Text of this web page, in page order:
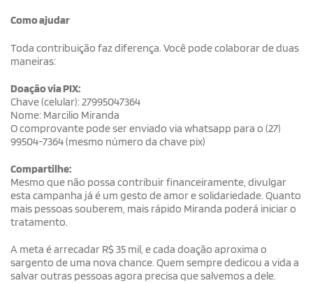
Como ajudar
Toda contribuição faz diferença. Você pode colaborar de duas
maneiras:
Doação via PIX:
Chave (celular): 27995047364
Nome: Marcilio Miranda
O comprovante pode ser enviado via whatsapp para o (27)
99504-7364 (mesmo número da chave pix)
Compartilhe:
Mesmo que não possa contribuir financeiramente, divulgar
esta campanha já é um gesto de amor e solidariedade. Quanto
mais pessoas souberem, mais rápido Miranda poderá iniciar o
tratamento.
A meta é arrecadar R$ 35 mil, e cada doação aproxima o
sargento de uma nova chance. Quem sempre dedicou a vida a
salvar outras pessoas agora precisa que salvemos a dele.